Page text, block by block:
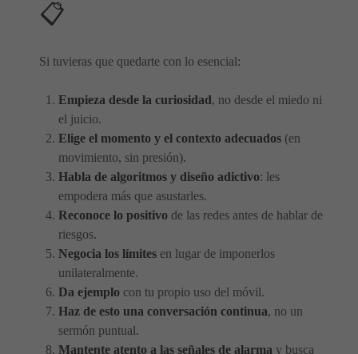
📋
Si tuvieras que quedarte con lo esencial:
Empieza desde la curiosidad, no desde el miedo ni
el juicio.
Elige el momento y el contexto adecuados (en
movimiento, sin presión).
Habla de algoritmos y diseño adictivo: les
empodera más que asustarles.
Reconoce lo positivo de las redes antes de hablar de
riesgos.
Negocia los límites en lugar de imponerlos
unilateralmente.
Da ejemplo con tu propio uso del móvil.
Haz de esto una conversación continua, no un
sermón puntual.
Mantente atento a las señales de alarma y busca